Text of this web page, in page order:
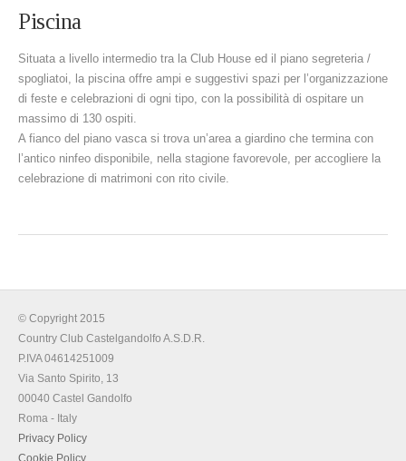
Piscina
Situata a livello intermedio tra la Club House ed il piano segreteria /
spogliatoi, la piscina offre ampi e suggestivi spazi per l’organizzazione
di feste e celebrazioni di ogni tipo, con la possibilità di ospitare un
massimo di 130 ospiti.
A fianco del piano vasca si trova un’area a giardino che termina con
l’antico ninfeo disponibile, nella stagione favorevole, per accogliere la
celebrazione di matrimoni con rito civile.
© Copyright 2015
Country Club Castelgandolfo A.S.D.R.
P.IVA 04614251009
Via Santo Spirito, 13
00040 Castel Gandolfo
Roma - Italy
Privacy Policy
Cookie Policy